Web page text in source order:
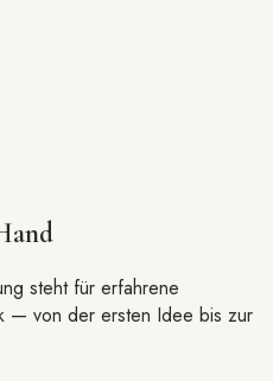
steht für erfahrene
— von der ersten Idee bis zur